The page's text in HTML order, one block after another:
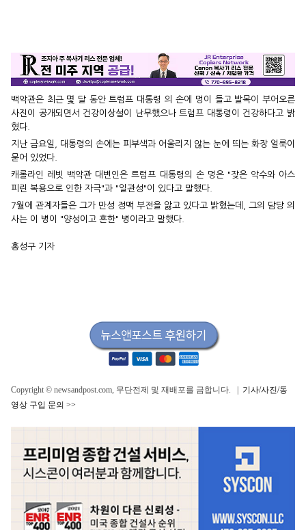
백악관은 최근 몇 달 동안 트럼프 대통령 의 손에 멍이 들고 발목이 부어오른
사진이 공개되면서 건강이상설이 난무했으나 트럼프 대통령이 건강하다고 밝
혔다.
지난 금요일, 대통령의 손에는 피부색과 어울리지 않는 눈에 띄는 화장 얼룩이
묻어 있었다.
캐롤라인 레빗 백악관 대변인은 트럼프 대통령의 손 멍은 "잦은 악수와 아스
피린 복용으로 인한 자극"과 "일관성"이 있다고 말했다.
7월에 관계자들은 그가 만성 정맥 부전을 앓고 있다고 밝혔는데, 그의 담당 의
사는 이 병이 "양성이고 흔한" 병이라고 말했다.
홍성구 기자
Copyright © newsandpost.com, 무단전제 및 재배포를 금합니다. | 기사/사진/동
영상 구입 문의 >>